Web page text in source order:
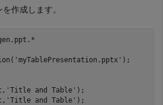
作成します。
'myTablePresentation.pptx' );
'Title and Table' );
'Title and Table' );